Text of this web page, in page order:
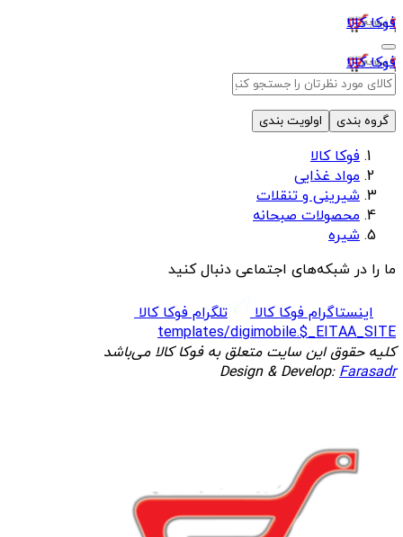
فوکا کالا
فوکا کالا
گروه بندی اولویت بندی
فوکا کالا
مواد غذایی
شیرینی و تنقلات
محصولات صبحانه
شیره
ما را در شبکه‌های اجتماعی دنبال کنید
اینستاگرام فوکا کالا
تلگرام فوکا کالا
templates/digimobile.$_EITAA_SITE
کلیه حقوق این سایت متعلق به فوکا کالا می‌باشد
Design & Develop:Farasadr